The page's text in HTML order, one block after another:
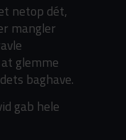
netop dét,
mangler
glemme
baghave.
gab hele